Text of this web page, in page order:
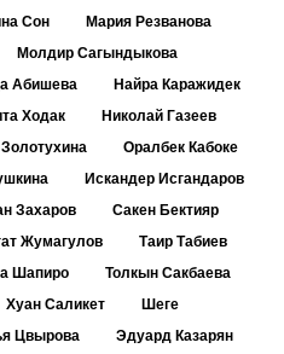
Сон
Мария Резванова
Молдир Сагындыкова
Абишева
Найра Каражидек
Ходак
Николай Газеев
Оралбек Кабоке
Искандер Исгандаров
Захаров
Сакен Бектияр
Жумагулов
Таир Табиев
Шапиро
Толкын Сакбаева
Хуан Саликет
Шеге
Цвырова
Эдуард Казарян